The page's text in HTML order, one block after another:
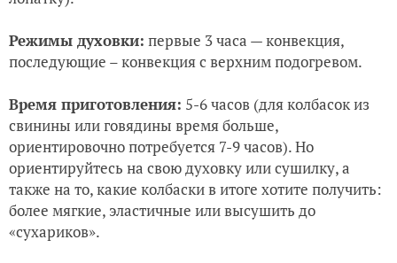
Режимы духовки: первые 3 часа — конвекция,
последующие – конвекция с верхним подогревом.
Время приготовления: 5-6 часов (для колбасок из
свинины или говядины время больше,
ориентировочно потребуется 7-9 часов). Но
ориентируйтесь на свою духовку или сушилку, а
также на то, какие колбаски в итоге хотите получить:
более мягкие, эластичные или высушить до
«сухариков».